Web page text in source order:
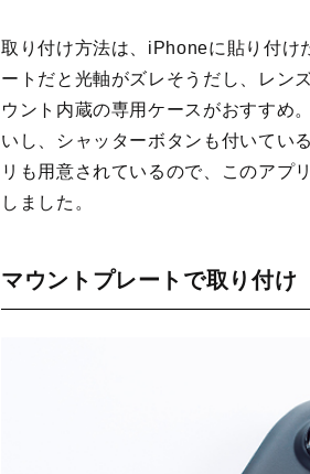
取り付け方法は、iPhoneに貼り付け
ートだと光軸がズレそうだし、レン
ウント内蔵の専用ケースがおすすめ
いし、シャッターボタンも付いてい
リも用意されているので、このアプ
しました。
マウントプレートで取り付け